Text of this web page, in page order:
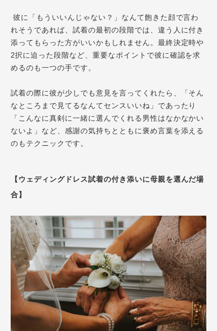
彼に「もういいんじゃない？」なんて飽きた顔で言わ
れそうであれば、試着の最初の段階では、違う人に付き
添ってもらった方がいいかもしれません。最終決定時や
2択に迫った段階など、重要なポイントで彼に確認を求
めるのも一つの手です。
試着の際に彼が少しでも意見を言ってくれたら、「そん
なところまで見てるなんてセンスいいね」であったり
「こんなに真剣に一緒に選んでくれる男性はなかなかい
ないよ」など、感謝の気持ちとともに褒め言葉を添える
のもテクニックです。
【ウェディングドレス試着の付き添いに母親を選んだ場
合】